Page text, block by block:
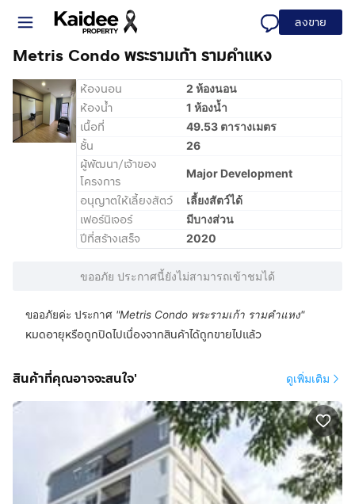
ลงขาย
Metris Condo พระรามเก้า รามคำแหง
ห้องนอน 2 ห้องนอน
ห้องน้ำ 1 ห้องน้ำ
เนื้อที่ 49.53 ตารางเมตร
ชั้น 26
ผู้พัฒนา/เจ้าของ
โครงการ
Major Development
อนุญาตให้เลี้ยงสัตว์ เลี้ยงสัตว์ได้
เฟอร์นิเจอร์ มีบางส่วน
ปีที่สร้างเสร็จ 2020
ขออภัย ประกาศนี้ยังไม่สามารถเข้าชมได้
ขออภัยค่ะ ประกาศ "Metris Condo พระรามเก้า รามคำแหง"
หมดอายุหรือถูกปิดไปเนื่องจากสินค้าได้ถูกขายไปแล้ว
สินค้าที่คุณอาจจะสนใจ' ดูเพิ่มเติม